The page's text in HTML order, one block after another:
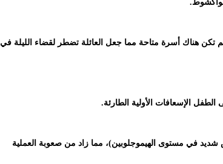
هناك أسرة متاحة مما جعل العائلة تضطر لقضاء الليلة في
الإسعافات الأولية الطارئة.
في مستوى الهيموجلوبين)، مما زاد من صعوبة العملية